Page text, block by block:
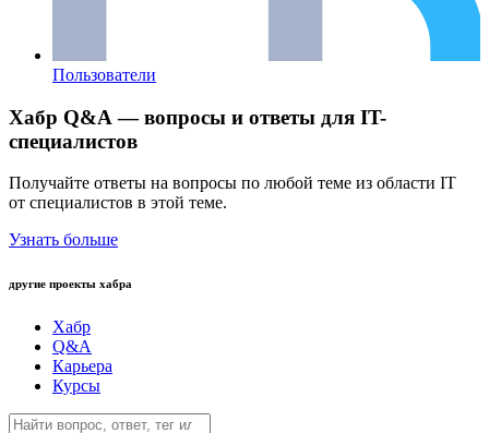
Пользователи
Хабр Q&A — вопросы и ответы для IT-
специалистов
Получайте ответы на вопросы по любой теме из области IT
от специалистов в этой теме.
Узнать больше
другие проекты хабра
Хабр
Q&A
Карьера
Курсы